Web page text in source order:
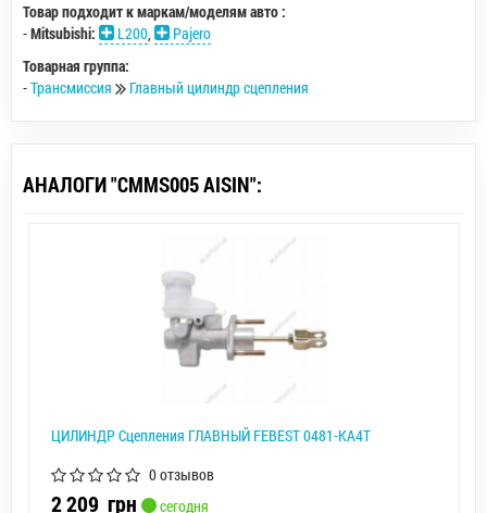
Товар подходит к маркам/моделям авто :
-Mitsubishi: L200,
Pajero
Товарная группа:
-Трансмиссия Главный цилиндр сцепления
АНАЛОГИ "CMMS005 AISIN":
ЦИЛИНДР Сцепления ГЛАВНЫЙ FEBEST 0481-KA4T
0 отзывов
2 209 грн сегодня